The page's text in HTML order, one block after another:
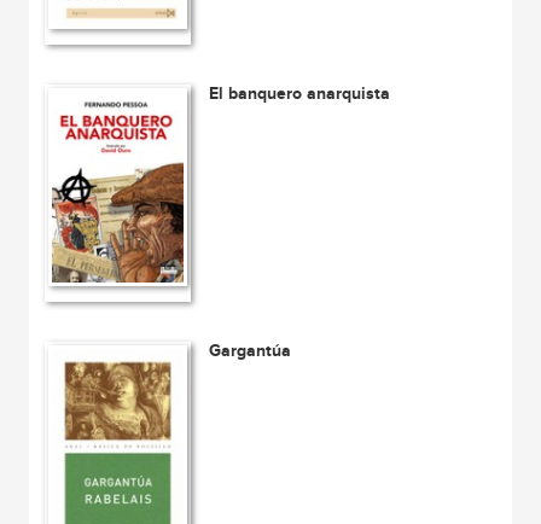
El banquero anarquista
Gargantúa